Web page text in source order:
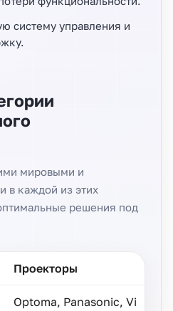
систему управления и
мировыми и
в каждой из этих
решения под
Проекторы
Optoma, Panasonic, Vi